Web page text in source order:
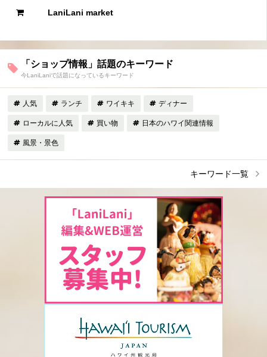
LaniLani market
「ショップ情報」話題のキーワード
今LaniLaniで話題になっているキーワード
人気 ランチ ワイキキ ディナー
ローカルに人気 買い物 日本のハワイ関連情報
風景・景色
キーワード一覧